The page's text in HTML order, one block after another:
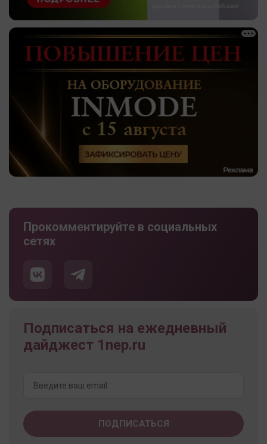
Прокомментируйте в социальных
сетях
Подписаться на ежедневный
дайджест 1nep.ru